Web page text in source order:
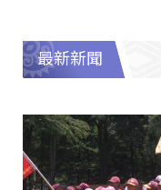
最新新聞